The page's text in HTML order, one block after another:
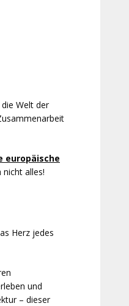
Welt der
europäische
alles!
Herz jedes
und
– dieser